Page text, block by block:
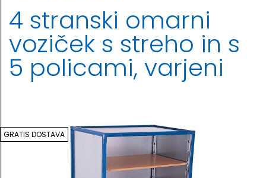
4 stranski omarni
voziček s streho in s
5 policami, varjeni
GRATIS DOSTAVA